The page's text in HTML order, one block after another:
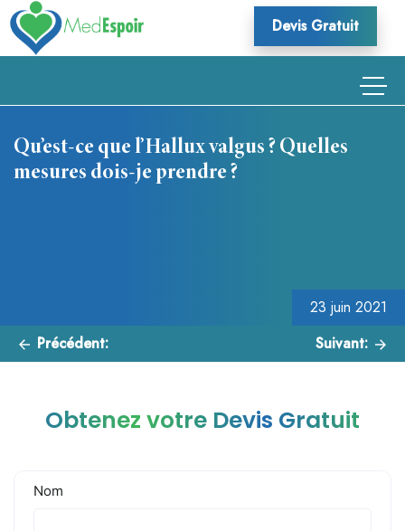
Skip
to
content
Devis Gratuit
Qu’est-ce que l’Hallux valgus ? Quelles
mesures dois-je prendre ?
23 juin 2021
Précédent: Suivant:
Obtenez votre Devis Gratuit